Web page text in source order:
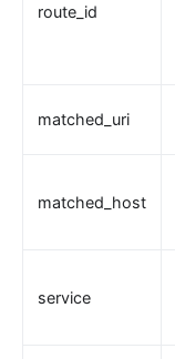
route_id
matched_uri
matched_host
service